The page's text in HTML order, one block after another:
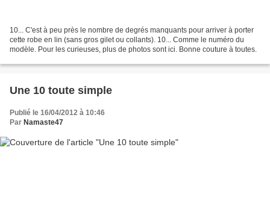
10... C'est à peu près le nombre de degrés manquants pour arriver à porter
cette robe en lin (sans gros gilet ou collants). 10... Comme le numéro du
modèle. Pour les curieuses, plus de photos sont ici. Bonne couture à toutes.
Une 10 toute simple
Publié le 16/04/2012 à 10:46
Par Namaste47